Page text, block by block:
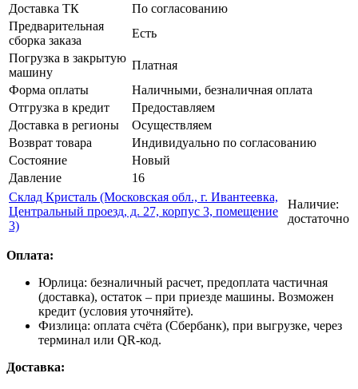
Доставка ТК
По согласованию
Предварительная
сборка заказа
Есть
Погрузка в закрытую
машину
Платная
Форма оплаты
Наличными, безналичная оплата
Отгрузка в кредит
Предоставляем
Доставка в регионы
Осуществляем
Возврат товара
Индивидуально по согласованию
Состояние
Новый
Давление
16
Склад Кристаль (Московская обл., г. Ивантеевка,
Центральный проезд, д. 27, корпус 3, помещение
3)
Наличие:
достаточно
Оплата:
Юрлица: безналичный расчет, предоплата частичная
(доставка), остаток – при приезде машины. Возможен
кредит (условия уточняйте).
Физлица: оплата счёта (Сбербанк), при выгрузке, через
терминал или QR-код.
Доставка: